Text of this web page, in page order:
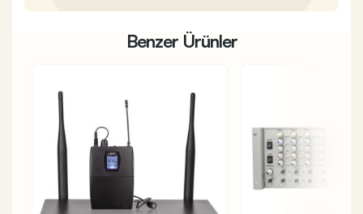
Benzer Ürünler